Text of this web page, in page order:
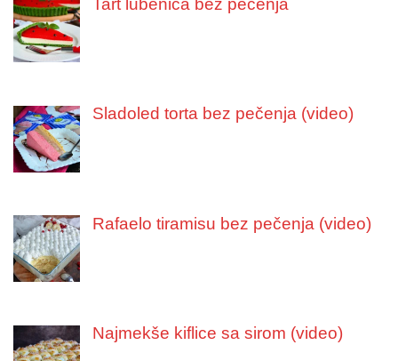
Tart lubenica bez pečenja
Sladoled torta bez pečenja (video)
Rafaelo tiramisu bez pečenja (video)
Najmekše kiflice sa sirom (video)